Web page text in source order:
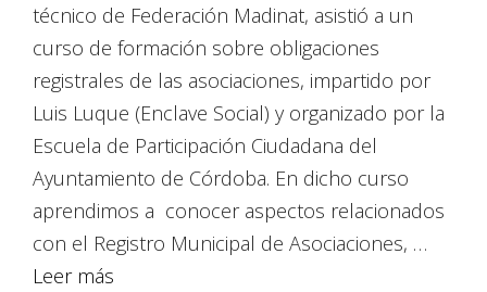
técnico de Federación Madinat, asistió a un
curso de formación sobre obligaciones
registrales de las asociaciones, impartido por
Luis Luque (Enclave Social) y organizado por la
Escuela de Participación Ciudadana del
Ayuntamiento de Córdoba. En dicho curso
aprendimos a conocer aspectos relacionados
con el Registro Municipal de Asociaciones, …
Leer más